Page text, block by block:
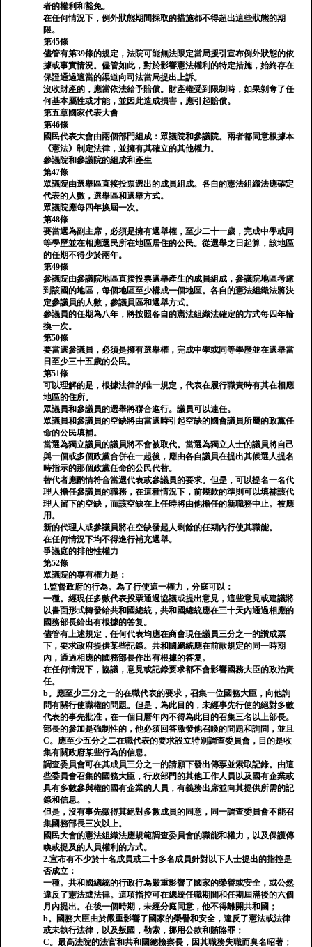
者的權利和豁免。
在任何情況下，例外狀態期間採取的措施都不得超出這些狀態的期
限。
第45條
儘管有第39條的規定，法院可能無法限定當局援引宣布例外狀態的依
據或事實情況。儘管如此，對於影響憲法權利的特定措施，始終存在
保證通過適當的渠道向司法當局提出上訴。
沒收財產的，應當依法給予賠償。財產權受到限制時，如果剝奪了任
何基本屬性或才能，並因此造成損害，應引起賠償。
第五章國家代表大會
第46條
國民代表大會由兩個部門組成：眾議院和參議院。兩者都同意根據本
《憲法》制定法律，並擁有其確立的其他權力。
參議院和參議院的組成和產生
第47條
眾議院由選舉區直接投票選出的成員組成。各自的憲法組織法應確定
代表的人數，選舉區和選舉方式。
眾議院應每四年換屆一次。
第48條
要當選為副主席，必須是擁有選舉權，至少二十一歲，完成中學或同
等學歷並在相應選民所在地區居住的公民。從選舉之日起算，該地區
的任期不得少於兩年。
第49條
參議院由參議院地區直接投票選舉產生的成員組成，參議院地區考慮
到該國的地區，每個地區至少構成一個地區。各自的憲法組織法將決
定參議員的人數，參議員區和選舉方式。
參議員的任期為八年，將按照各自的憲法組織法確定的方式每四年輪
換一次。
第50條
要當選參議員，必須是擁有選舉權，完成中學或同等學歷並在選舉當
日至少三十五歲的公民。
第51條
可以理解的是，根據法律的唯一規定，代表在履行職責時有其在相應
地區的住所。
眾議員和參議員的選舉將聯合進行。議員可以連任。
眾議員和參議員的空缺將由當選時引起空缺的國會議員所屬的政黨任
命的公民填補。
當選為獨立議員的議員將不會被取代。當選為獨立人士的議員將自己
與一個或多個政黨合併在一起後，應由各自議員在提出其候選人提名
時指示的那個政黨任命的公民代替。
替代者應酌情符合當選代表或參議員的要求。但是，可以提名一名代
理人擔任參議員的職務，在這種情況下，前幾款的準則可以填補該代
理人留下的空缺，而該空缺在上任時將由他擔任的新職務中止。被應
用。
新的代理人或參議員將在空缺發起人剩餘的任期內行使其職能。
在任何情況下均不得進行補充選舉。
爭議庭的排他性權力
第52條
眾議院的專有權力是：
1.監督政府的行為。為了行使這一權力，分庭可以：
一種。經現任多數代表投票通過協議或提出意見，這些意見或建議將
以書面形式轉發給共和國總統，共和國總統應在三十天內通過相應的
國務部長給出有根據的答复。
儘管有上述規定，任何代表均應在商會現任議員三分之一的讚成票
下，要求政府提供某些記錄。共和國總統應在前款規定的同一時期
內，通過相應的國務部長作出有根據的答复。
在任何情況下，協議，意見或記錄要求都不會影響國務大臣的政治責
任。
b。應至少三分之一的在職代表的要求，召集一位國務大臣，向他詢
問有關行使職權的問題。但是，為此目的，未經事先行使的絕對多數
代表的事先批准，在一個日曆年內不得為此目的召集三名以上部長。
部長的參加是強制性的，他必須回答激發他召喚的問題和詢問，並且
C。應至少五分之二在職代表的要求設立特別調查委員會，目的是收
集有關政府某些行為的信息。
調查委員會可在其成員三分之一的請願下發出傳票並索取記錄。由這
些委員會召集的國務大臣，行政部門的其他工作人員以及國有企業或
具有多數參與權的國有企業的人員，有義務出席並向其提供所需的記
錄和信息。 。
但是，沒有事先徵得其絕對多數成員的同意，同一調查委員會不能召
集國務部長三次以上。
國民大會的憲法組織法應規範調查委員會的職能和權力，以及保護傳
喚或提及的人員權利的方式。
2.宣布有不少於十名成員或二十多名成員針對以下人士提出的指控是
否成立：
一種。共和國總統的行政行為嚴重影響了國家的榮譽或安全，或公然
違反了憲法或法律。這項指控可在總統任職期間和任期屆滿後的六個
月內提出。在後一個時期，未經分庭同意，他不得離開共和國；
b。國務大臣由於嚴重影響了國家的榮譽和安全，違反了憲法或法律
或未執行法律，以及叛國，勒索，挪用公款和賄賂罪；
C。最高法院的法官和共和國總檢察長，因其職務失職而臭名昭著；